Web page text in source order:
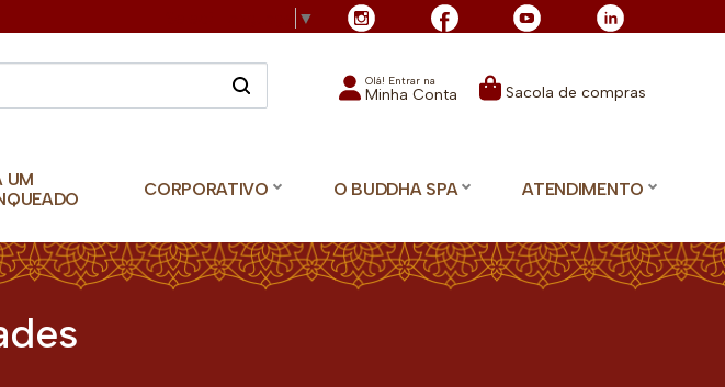
▼
Olá! Entrar na
Minha Conta Sacola de compras
UM
CORPORATIVO O BUDDHA SPA ATENDIMENTO